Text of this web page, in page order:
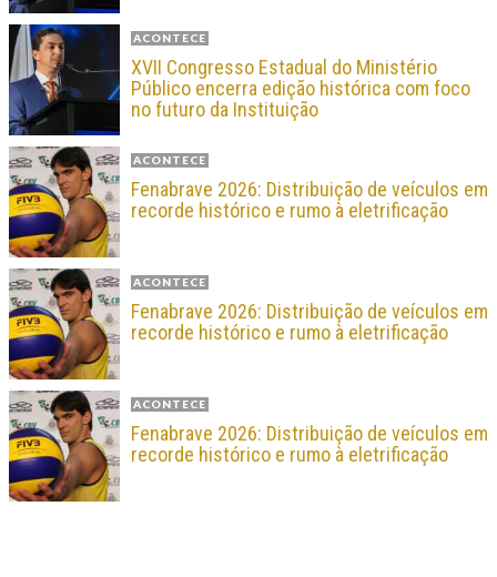
ACONTECE
XVII Congresso Estadual do Ministério
Público encerra edição histórica com foco
no futuro da Instituição
ACONTECE
Fenabrave 2026: Distribuição de veículos em
recorde histórico e rumo à eletrificação
ACONTECE
Fenabrave 2026: Distribuição de veículos em
recorde histórico e rumo à eletrificação
ACONTECE
Fenabrave 2026: Distribuição de veículos em
recorde histórico e rumo à eletrificação